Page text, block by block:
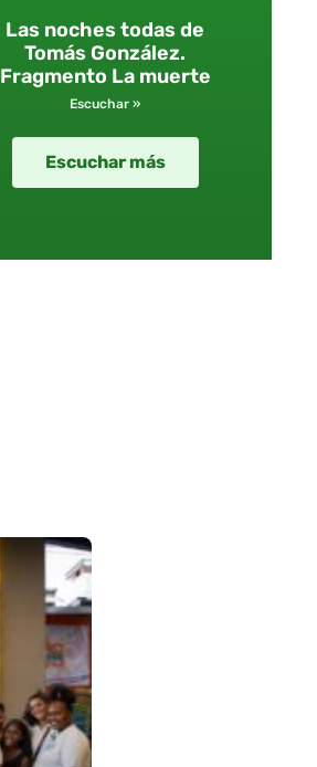
Las noches todas de
Tomás González.
Fragmento La muerte
Escuchar »
Escuchar más